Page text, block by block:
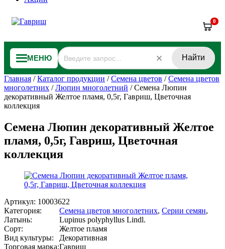
0
МЕНЮ Найти
Главная /Каталог продукции /Семена цветов /Семена цветов
многолетних /Люпин многолетний /Семена Люпин
декоративный Желтое пламя, 0,5г, Гавриш, Цветочная
коллекция
Семена Люпин декоративный Желтое
пламя, 0,5г, Гавриш, Цветочная
коллекция
Артикул: 10003622
Категория:
Семена цветов многолетних, Серии семян,
Латынь:
Lupinus polyphyllus Lindl.
Сорт:
Желтое пламя
Вид культуры:
Декоративная
Торговая марка:Гавриш